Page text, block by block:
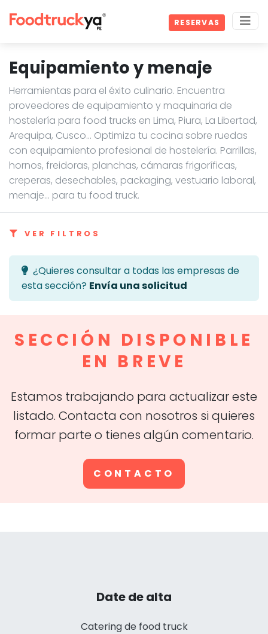
RESERVAS
Equipamiento y menaje
Herramientas para el éxito culinario. Encuentra
proveedores de equipamiento y maquinaria de
hostelería para food trucks en Lima, Piura, La Libertad,
Arequipa, Cusco… Optimiza tu cocina sobre ruedas
con equipamiento profesional de hostelería. Parrillas,
hornos, freidoras, planchas, cámaras frigoríficas,
creperas, desechables, packaging, vestuario laboral,
menaje... para tu food truck.
VER FILTROS
¿Quieres consultar a todas las empresas de
esta sección? Envía una solicitud
SECCIÓN DISPONIBLE
EN BREVE
Estamos trabajando para actualizar este
listado. Contacta con nosotros si quieres
formar parte o tienes algún comentario.
CONTACTO
Date de alta
Catering de food truck